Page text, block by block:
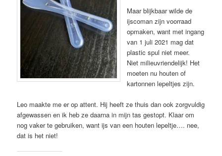
Maar blijkbaar wilde de
ijscoman zijn voorraad
opmaken, want met ingang
van 1 juli 2021 mag dat
plastic spul niet meer.
Niet milieuvriendelijk! Het
moeten nu houten of
kartonnen lepeltjes zijn.
Leo maakte me er op attent. Hij heeft ze thuis dan ook zorgvuldig
afgewassen en ik heb ze daarna in mijn tas gestopt. Klaar om
nog vaker te gebruiken, want ijs van een houten lepeltje…. nee,
dat is het niet!